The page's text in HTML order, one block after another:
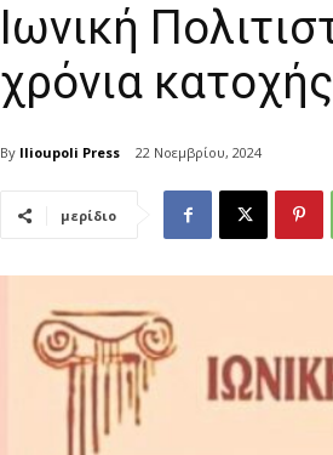
Ιωνική
χρόνια
By Ilioupoli Press 22 Νοεμβρίου, 2024
μερίδιο